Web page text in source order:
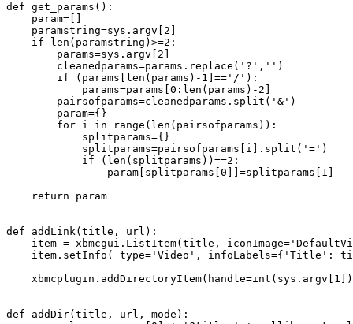
def get_params():
    param=[]
    paramstring=sys.argv[2]
    if len(paramstring)>=2:
        params=sys.argv[2]
        cleanedparams=params.replace('?','')
        if (params[len(params)-1]=='/'):
            params=params[0:len(params)-2]
        pairsofparams=cleanedparams.split('&')
        param={}
        for i in range(len(pairsofparams)):
            splitparams={}
            splitparams=pairsofparams[i].split('=')
            if (len(splitparams))==2:
                param[splitparams[0]]=splitparams[1]
    return param
def addLink(title, url):
item = xbmcgui.ListItem(title,
item.setInfo( type='Video', infoLabels={'Title':
def addDir(title, url, mode):